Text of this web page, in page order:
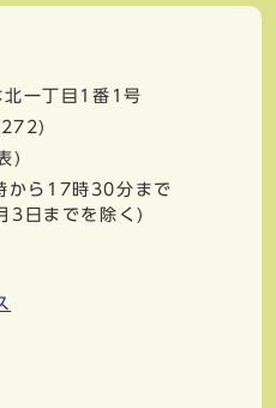
北一丁目1番1号
)
から17時30分まで
3日までを除く)